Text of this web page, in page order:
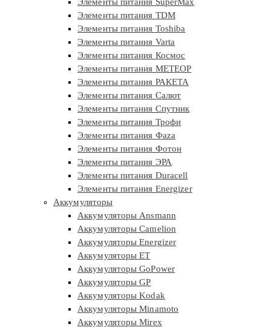
Элементы питания SuperMax
Элементы питания TDM
Элементы питания Toshiba
Элементы питания Varta
Элементы питания Космос
Элементы питания МЕТЕОР
Элементы питания РАКЕТА
Элементы питания Салют
Элементы питания Спутник
Элементы питания Трофи
Элементы питания Фaza
Элементы питания Фотон
Элементы питания ЭРА
Элементы питания Duracell
Элементы питания Energizer
Аккумуляторы
Аккумуляторы Ansmann
Аккумуляторы Camelion
Аккумуляторы Energizer
Аккумуляторы ET
Аккумуляторы GoPower
Аккумуляторы GP
Аккумуляторы Kodak
Аккумуляторы Minamoto
Аккумуляторы Mirex